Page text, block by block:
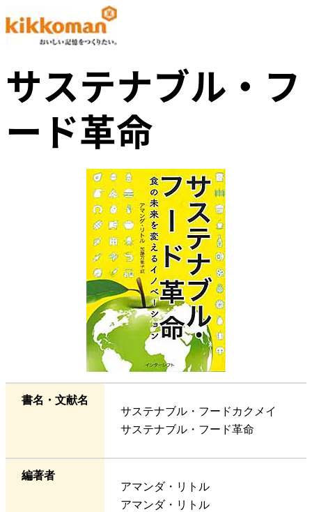
サステナブル・フ
ード革命
書名・文献名
サステナブル・フードカクメイ
サステナブル・フード革命
編著者
アマンダ・リトル
アマンダ・リトル